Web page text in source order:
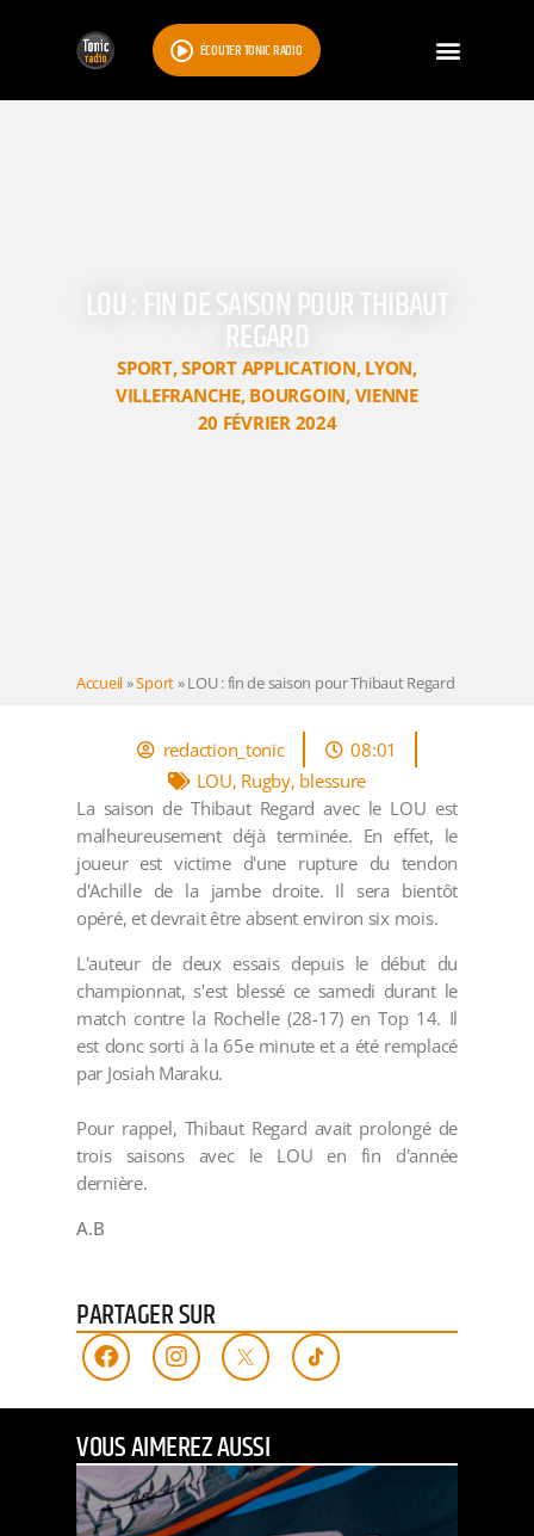
ÉCOUTER TONIC RADIO
LOU : FIN DE SAISON POUR THIBAUT
REGARD
SPORT,SPORT APPLICATION, LYON,
VILLEFRANCHE, BOURGOIN, VIENNE
20 FÉVRIER 2024
Accueil»Sport»LOU : fin de saison pour Thibaut Regard
redaction_tonic
08:01
LOU, Rugby, blessure
La saison de Thibaut Regard avec le LOU est
malheureusement déjà terminée. En effet, le
joueur est victime d'une rupture du tendon
d'Achille de la jambe droite. Il sera bientôt
opéré, et devrait être absent environ six mois.
L'auteur de deux essais depuis le début du
championnat, s'est blessé ce samedi durant le
match contre la Rochelle (28-17) en Top 14. Il
est donc sorti à la 65e minute et a été remplacé
par Josiah Maraku.
Pour rappel, Thibaut Regard avait prolongé de
trois saisons avec le LOU en fin d'année
dernière.
A.B
PARTAGER SUR
VOUS AIMEREZ AUSSI